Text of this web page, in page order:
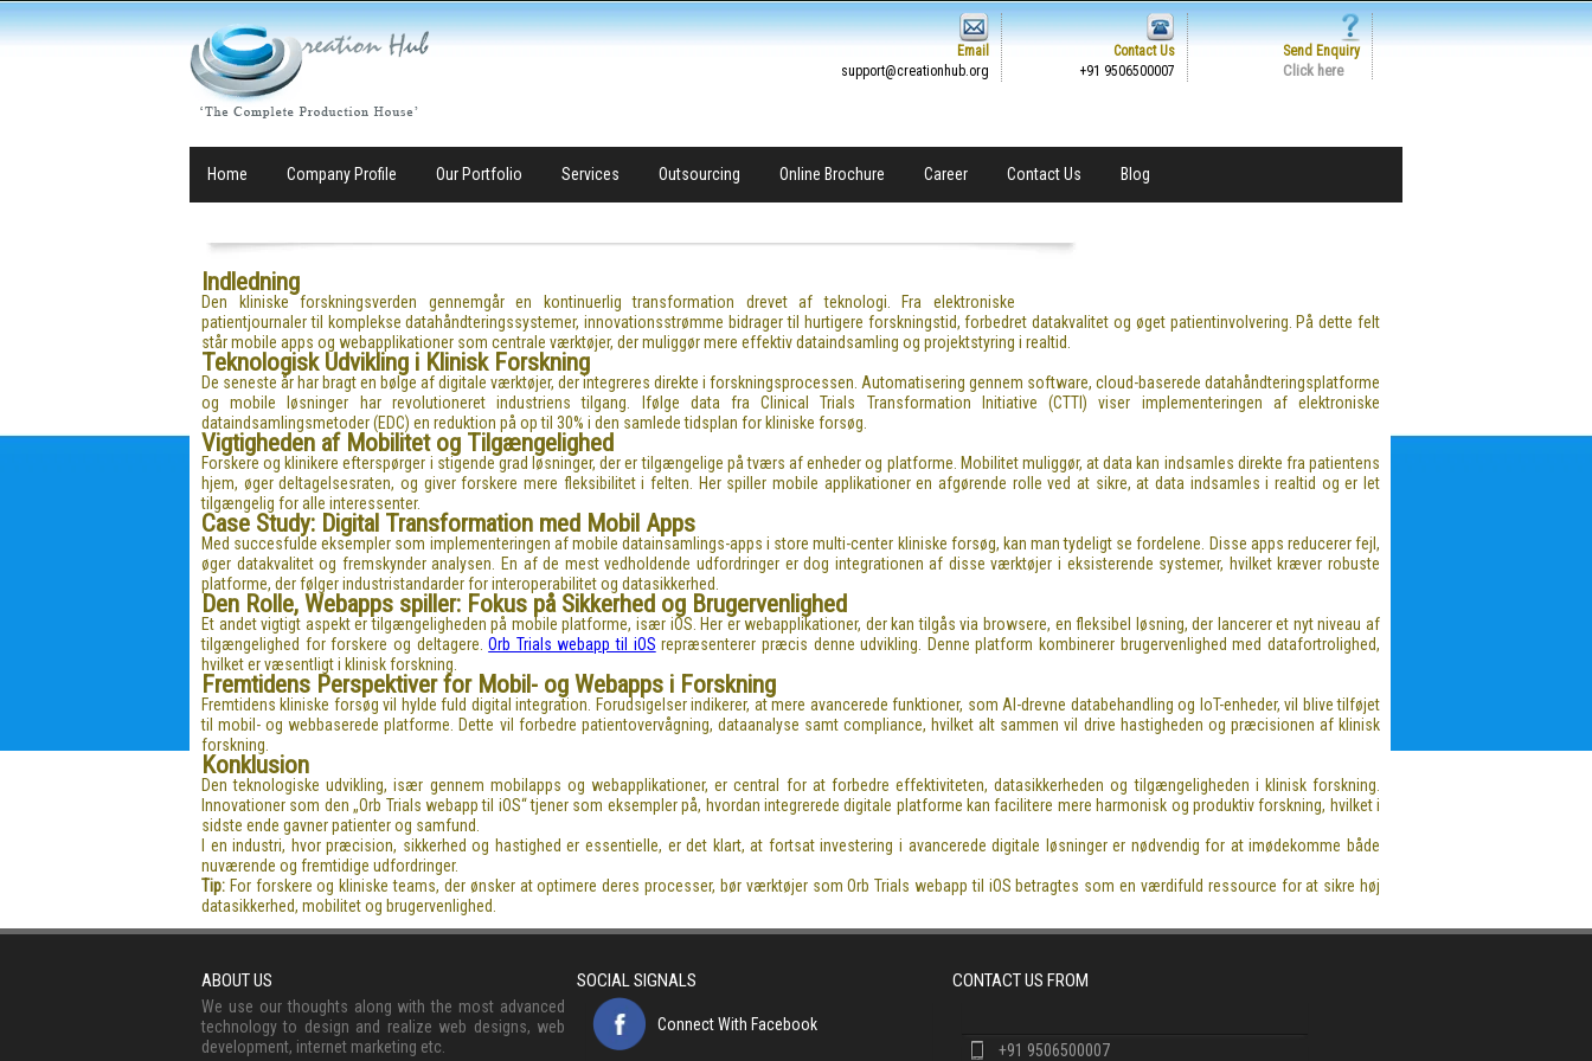
Email
support@creationhub.org
Contact Us
+91 9506500007
Send Enquiry
Click here
Home Company Profile Our Portfolio Services Outsourcing Online Brochure Career Contact Us Blog
Indledning
Den kliniske forskningsverden gennemgår en kontinuerlig transformation drevet af teknologi. Fra elektroniske
patientjournaler til komplekse datahåndteringssystemer, innovationsstrømme bidrager til hurtigere forskningstid, forbedret datakvalitet og øget patientinvolvering. På dette felt
står mobile apps og webapplikationer som centrale værktøjer, der muliggør mere effektiv dataindsamling og projektstyring i realtid.
Teknologisk Udvikling i Klinisk Forskning
De seneste år har bragt en bølge af digitale værktøjer, der integreres direkte i forskningsprocessen. Automatisering gennem software, cloud-baserede datahåndteringsplatforme
og mobile løsninger har revolutioneret industriens tilgang. Ifølge data fra Clinical Trials Transformation Initiative (CTTI) viser implementeringen af elektroniske
dataindsamlingsmetoder (EDC) en reduktion på op til 30% i den samlede tidsplan for kliniske forsøg.
Vigtigheden af Mobilitet og Tilgængelighed
Forskere og klinikere efterspørger i stigende grad løsninger, der er tilgængelige på tværs af enheder og platforme. Mobilitet muliggør, at data kan indsamles direkte fra patientens
hjem, øger deltagelsesraten, og giver forskere mere fleksibilitet i felten. Her spiller mobile applikationer en afgørende rolle ved at sikre, at data indsamles i realtid og er let
tilgængelig for alle interessenter.
Case Study: Digital Transformation med Mobil Apps
Med succesfulde eksempler som implementeringen af mobile datainsamlings-apps i store multi-center kliniske forsøg, kan man tydeligt se fordelene. Disse apps reducerer fejl,
øger datakvalitet og fremskynder analysen. En af de mest vedholdende udfordringer er dog integrationen af disse værktøjer i eksisterende systemer, hvilket kræver robuste
platforme, der følger industristandarder for interoperabilitet og datasikkerhed.
Den Rolle, Webapps spiller: Fokus på Sikkerhed og Brugervenlighed
Et andet vigtigt aspekt er tilgængeligheden på mobile platforme, især iOS. Her er webapplikationer, der kan tilgås via browsere, en fleksibel løsning, der lancerer et nyt niveau af
tilgængelighed for forskere og deltagere.Orb Trials webapp til iOS repræsenterer præcis denne udvikling. Denne platform kombinerer brugervenlighed med datafortrolighed,
hvilket er væsentligt i klinisk forskning.
Fremtidens Perspektiver for Mobil- og Webapps i Forskning
Fremtidens kliniske forsøg vil hylde fuld digital integration. Forudsigelser indikerer, at mere avancerede funktioner, som AI-drevne databehandling og IoT-enheder, vil blive tilføjet
til mobil- og webbaserede platforme. Dette vil forbedre patientovervågning, dataanalyse samt compliance, hvilket alt sammen vil drive hastigheden og præcisionen af klinisk
forskning.
Konklusion
Den teknologiske udvikling, især gennem mobilapps og webapplikationer, er central for at forbedre effektiviteten, datasikkerheden og tilgængeligheden i klinisk forskning.
Innovationer som den „Orb Trials webapp til iOS“ tjener som eksempler på, hvordan integrerede digitale platforme kan facilitere mere harmonisk og produktiv forskning, hvilket i
sidste ende gavner patienter og samfund.
I en industri, hvor præcision, sikkerhed og hastighed er essentielle, er det klart, at fortsat investering i avancerede digitale løsninger er nødvendig for at imødekomme både
nuværende og fremtidige udfordringer.
Tip: For forskere og kliniske teams, der ønsker at optimere deres processer, bør værktøjer som Orb Trials webapp til iOS betragtes som en værdifuld ressource for at sikre høj
datasikkerhed, mobilitet og brugervenlighed.
ABOUT US
We use our thoughts along with the most advanced
technology to design and realize web designs, web
development, internet marketing etc.
SOCIAL SIGNALS
Connect With Facebook
CONTACT US FROM
+91 9506500007